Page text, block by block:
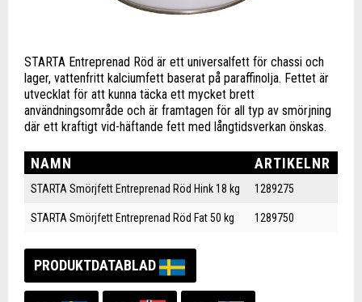
STARTA Entreprenad Röd är ett universalfett för chassi och
lager, vattenfritt kalciumfett baserat på paraffinolja. Fettet är
utvecklat för att kunna täcka ett mycket brett
användningsområde och är framtagen för all typ av smörjning
där ett kraftigt vid-häftande fett med långtidsverkan önskas.
NAMN ARTIKELNR
STARTA Smörjfett Entreprenad Röd Hink 18 kg 1289275
STARTA Smörjfett Entreprenad Röd Fat 50 kg 1289750
PRODUKTDATABLAD